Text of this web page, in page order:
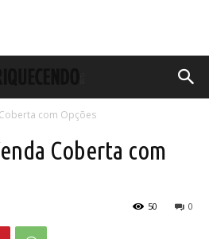
com Opções
Coberta com
0
50